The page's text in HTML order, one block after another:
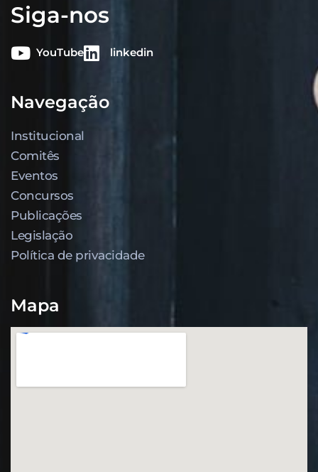
Siga-nos
YouTube linkedin
Navegação
Institucional
Comitês
Eventos
Concursos
Publicações
Legislação
Política de privacidade
Mapa